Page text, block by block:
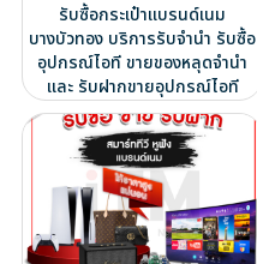
รับซื้อกระเป๋าแบรนด์เนม
บางบัวทอง บริการรับจำนำ รับซื้อ
อุปกรณ์ไอที ขายของหลุดจำนำ
และ รับฝากขายอุปกรณ์ไอที